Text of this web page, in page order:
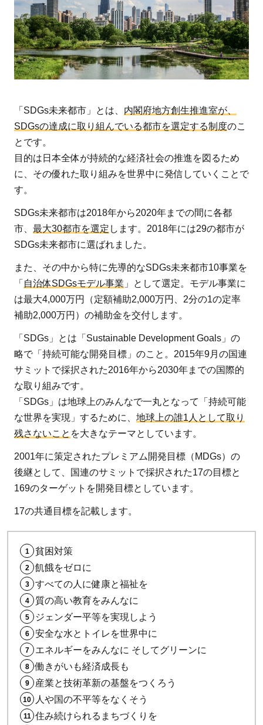
未来
都市
にお
いて
有力
SDGs
未来
都
市・
自治
体
SDGs
モデ
業を
実施
中
自治
体
SDGs
モデ
ル事
業
4
地方
創生
SDGs
連携
プラ
ット
フォ
ーム
とは
5
既に
始ま
って
いる
自治
体
SDGs
「SDGs未来都市」とは、 内閣府地方創生推進室が、
SDGsの達成に取り組んでいる都市を選定する制度のこ
とです。
目的は日本全体が持続的な経済社会の推進を図るため
に、その優れた取り組みを世界中に発信していくことで
す。
SDGs未来都市は2018年から2020年までの間に各都
市、 最大30都市を選定 します。2018年には29の都市が
SDGs未来都市に選ばれました。
また、その中から特に先導的なSDGs未来都市10事業を
「 自治体SDGsモデル事業 」として選定。モデル事業に
は最大4,000万円（定額補助2,000万円、2分の1の定率
補助2,000万円）の補助金を交付します。
「SDGs」とは「Sustainable Development Goals」の
略で「持続可能な開発目標」のこと。2015年9月の国連
サミットで採択された2016年から2030年までの国際的
な取り組みです。
「SDGs」は地球上のみんなで一丸となって「持続可能
な世界を実現」するために、 地球上の誰1人として取り
残さないこと を大きなテーマとしています。
2001年に策定されたプレミアム開発目標（MDGs）の
後継として、国連のサミットで採択された17の目標と
169のターゲットを開発目標としています。
17の共通目標を記載します。
貧困対策
飢餓をゼロに
すべての人に健康と福祉を
質の高い教育をみんなに
ジェンダー平等を実現しよう
安全な水とトイレを世界中に
エネルギーをみんなに そしてグリーンに
働きがいも経済成長も
産業と技術革新の基盤をつくろう
人や国の不平等をなくそう
住み続けられるまちづくりを